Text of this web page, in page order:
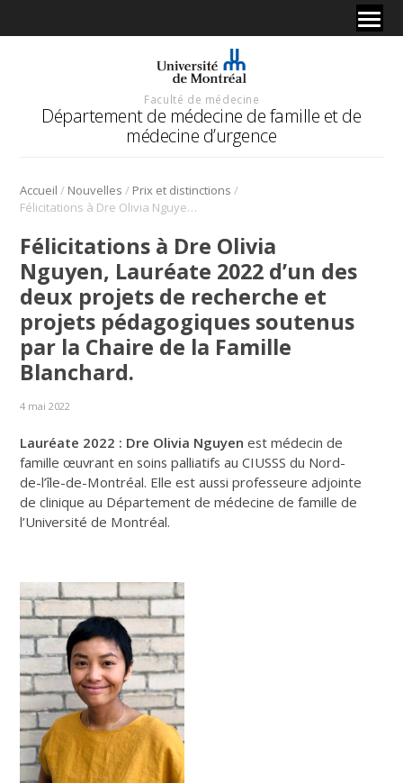
Faculté de médecine
Département de médecine de famille et de
médecine d’urgence
Accueil / Nouvelles / Prix et distinctions /
Félicitations à Dre Olivia Nguyen, Lauréate 2022 d’un des deux projets de recherche et projets pédagogiques soutenus par la Chaire de la Famille Blanchard.
Félicitations à Dre Olivia
Nguyen, Lauréate 2022 d’un des
deux projets de recherche et
projets pédagogiques soutenus
par la Chaire de la Famille
Blanchard.
4 mai 2022
Lauréate 2022 : Dre Olivia Nguyen est médecin de
famille œuvrant en soins palliatifs au CIUSSS du Nord-
de-l’île-de-Montréal. Elle est aussi professeure adjointe
de clinique au Département de médecine de famille de
l’Université de Montréal.